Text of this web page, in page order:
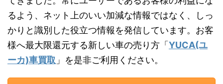
るよう、ネット上のいい加減な情報ではなく、しっ
かりと識別した役立つ情報を発信しています。お客
様へ最大限還元する新しい車の売り方「YUCA(ユ
ーカ)車買取 」を是非ご利用ください。